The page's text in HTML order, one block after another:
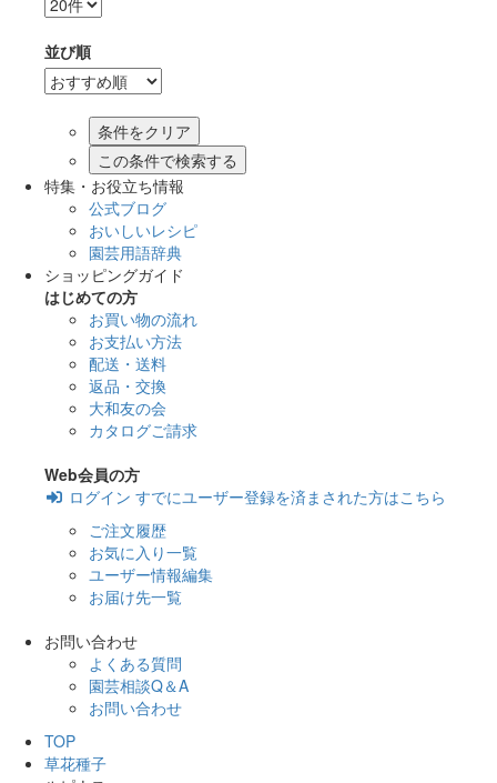
並び順
この条件で検索する
特集・お役立ち情報
公式ブログ
おいしいレシピ
園芸用語辞典
ショッピングガイド
はじめての方
お買い物の流れ
お支払い方法
配送・送料
返品・交換
大和友の会
カタログご請求
Web会員の方
ログイン すでにユーザー登録を済まされた方はこちら
ご注文履歴
お気に入り一覧
ユーザー情報編集
お届け先一覧
お問い合わせ
よくある質問
園芸相談Q＆A
お問い合わせ
TOP
草花種子